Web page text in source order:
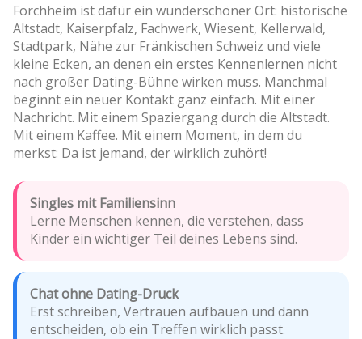
Forchheim ist dafür ein wunderschöner Ort: historische
Altstadt, Kaiserpfalz, Fachwerk, Wiesent, Kellerwald,
Stadtpark, Nähe zur Fränkischen Schweiz und viele
kleine Ecken, an denen ein erstes Kennenlernen nicht
nach großer Dating-Bühne wirken muss. Manchmal
beginnt ein neuer Kontakt ganz einfach. Mit einer
Nachricht. Mit einem Spaziergang durch die Altstadt.
Mit einem Kaffee. Mit einem Moment, in dem du
merkst: Da ist jemand, der wirklich zuhört!
Singles mit Familiensinn
Lerne Menschen kennen, die verstehen, dass
Kinder ein wichtiger Teil deines Lebens sind.
Chat ohne Dating-Druck
Erst schreiben, Vertrauen aufbauen und dann
entscheiden, ob ein Treffen wirklich passt.